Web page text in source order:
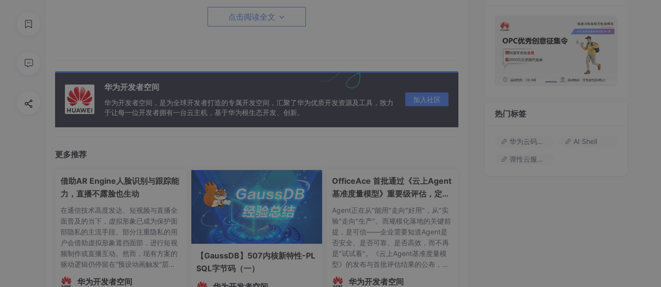
8. 从SDN的应用领域来看，SDN第一阶段商用的重点是什么
在新的生态体系中,架构最底层的交换设备只需要提供最基本、最简单的功能
SDN适合于云计算供应商以及面对大幅扩展工作负载的企业
SDN转发与控制分离的架构,可使得网络设备通用化、简单化
10. 在SDN网络中，网络设备只单纯的负责什么？
11. 简述SDN技术的优点：
提供网络结构的统一视图：对整个网络架构实现统一的查看，从而简化配置、管理和优化。
高利用率：集中化的流量工程使得我们能够有效地调整端到端的流量路径，从而达到网络资源的高
点击阅读全文
华为开发者空间
华为开发者空间，是为全球开发者打造的专属开发空间，汇聚了华为优质开发资源及工具，致力
于让每一位开发者拥有一台云主机，基于华为根生态开发、创新。
加入社区
更多推荐
借助AR Engine人脸识别与跟踪能
力，直播不露脸也生动
在通信技术高度发达、短视频与直播全
面普及的当下，虚拟形象已成为保护面
部隐私的主流手段。部分注重隐私的用
户会借助虚拟形象遮挡面部，进行短视
频制作或直播互动。然而，现有方案的
驱动逻辑仍停留在“预设动画触发”层
面，主播的真实动作、姿态变化及情绪
华为开发者空间
【GaussDB】507内核新特性-PL
SQL字节码（一）
OfficeAce 首批通过《云上Agent
基准度量模型》重要级评估，定义
智能体可信新标杆
Agent正在从"能用"走向"好用"，从"实
验"走向"生产"。而规模化落地的关键前
提，是可信——企业需要知道Agent是
否安全、是否可靠、是否高效，而不再
是"试试看"。《云上Agent基准度量模
型》的发布与首批评估结果的公布，标
志着中国Agent产业正式迈入"有标可
华为开发者空间
热门标签
华为云码道（Codearts） AI Shell
弹性云服务器